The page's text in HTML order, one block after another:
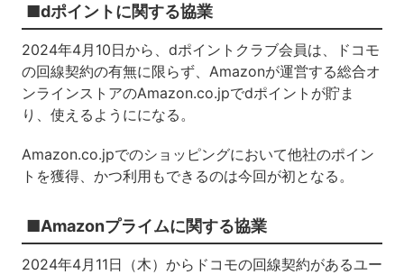
■dポイントに関する協業
2024年4月10日から、dポイントクラブ会員は、ドコモ
の回線契約の有無に限らず、Amazonが運営する総合オ
ンラインストアのAmazon.co.jpでdポイントが貯ま
り、使えるようにになる。
Amazon.co.jpでのショッピングにおいて他社のポイン
トを獲得、かつ利用もできるのは今回が初となる。
■Amazonプライムに関する協業
2024年4月11日（木）からドコモの回線契約があるユー